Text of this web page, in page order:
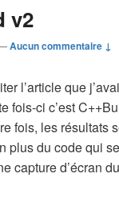
v2
Aucun commentaire ↓
l’article que
fois-ci c’est
fois, les
plus du code qui
capture d’écran